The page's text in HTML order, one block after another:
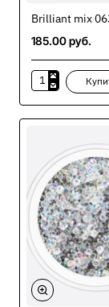
Brilliant mix
185.00 руб.
Brilliant
mix
063